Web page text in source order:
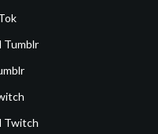
Tumblr
Twitch